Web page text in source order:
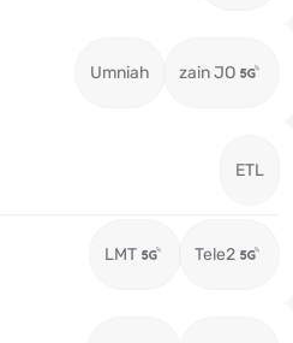
Umniah zain JO
ETL
LMT Tele2